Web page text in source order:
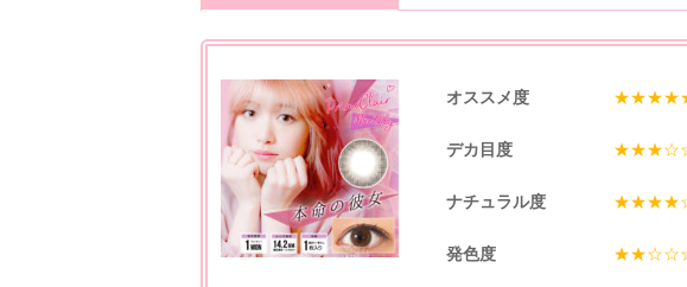
オススメ度
デカ目度
ナチュラル度
発色度